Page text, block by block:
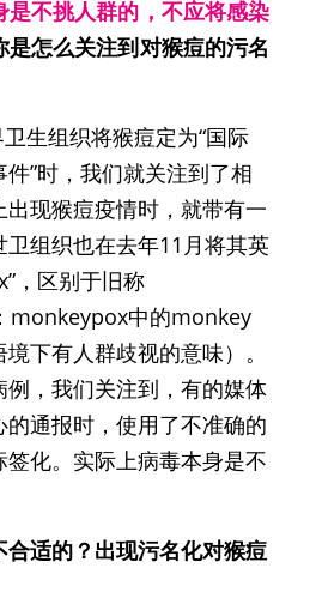
是不挑人群的，不应将感染
是怎么关注到对猴痘的污名
生组织将猴痘定为“国际
”时，我们就关注到了相
现猴痘疫情时，就带有一
组织也在去年11月将其英
，区别于旧称
monkeypox中的monkey
下有人群歧视的意味）。
，我们关注到，有的媒体
通报时，使用了不准确的
化。实际上病毒本身是不
适的？出现污名化对猴痘